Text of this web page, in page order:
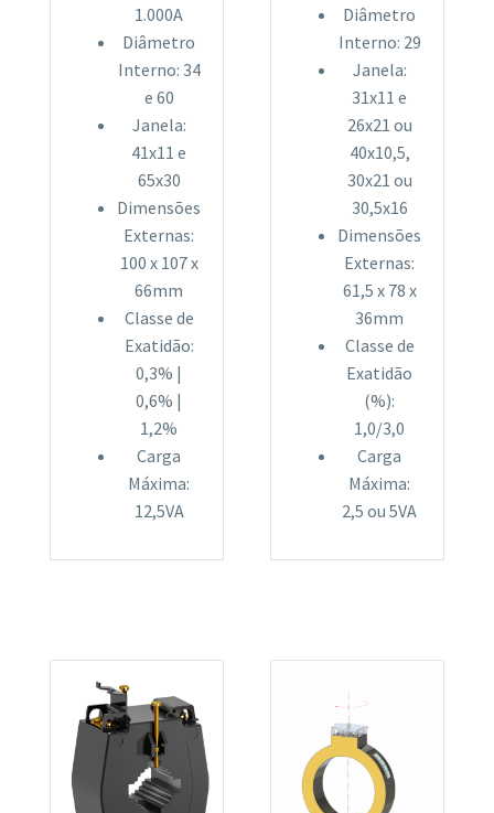
1.000A
Diâmetro
Interno: 34
e 60
Janela:
41x11 e
65x30
Dimensões
Externas:
100 x 107 x
66mm
Classe de
Exatidão:
0,3% |
0,6% |
1,2%
Carga
Máxima:
12,5VA
Diâmetro
Interno: 29
Janela:
31x11 e
26x21 ou
40x10,5,
30x21 ou
30,5x16
Dimensões
Externas:
61,5 x 78 x
36mm
Classe de
Exatidão
(%):
1,0/3,0
Carga
Máxima:
2,5 ou 5VA